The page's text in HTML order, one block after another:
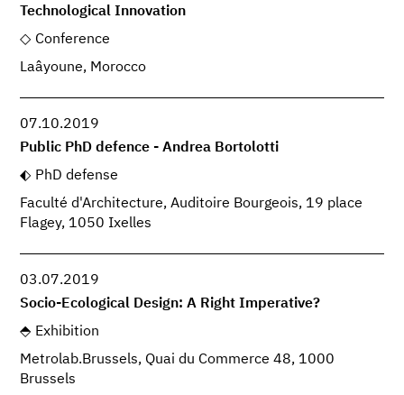
Technological Innovation
Conference
Laâyoune, Morocco
07.10.2019
Public PhD defence - Andrea Bortolotti
PhD defense
Faculté d'Architecture, Auditoire Bourgeois, 19 place
Flagey, 1050 Ixelles
03.07.2019
Socio-Ecological Design: A Right Imperative?
Exhibition
Metrolab.Brussels, Quai du Commerce 48, 1000
Brussels